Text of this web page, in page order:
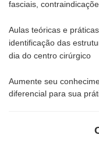
fasciais,
Aulas teóricas e
identificação das
dia do centro cirúrgico
Aumente seu
diferencial para sua